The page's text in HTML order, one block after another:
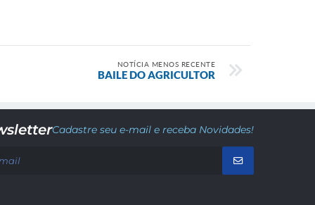
NOTÍCIA MENOS RECENTE
BAILE DO AGRICULTOR
Cadastre seu e-mail e receba Novidades!